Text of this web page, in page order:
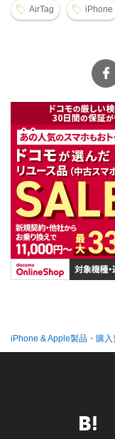
AirTag iPhone
iPhone & Apple製品・購